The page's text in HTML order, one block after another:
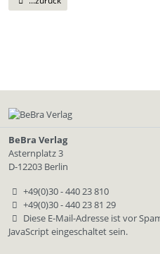
BeBra Verlag
Asternplatz 3
D-12203 Berlin
+49(0)30 - 440 23 810
+49(0)30 - 440 23 81 29
Diese E-Mail-Adresse ist vor
JavaScript eingeschaltet sein.